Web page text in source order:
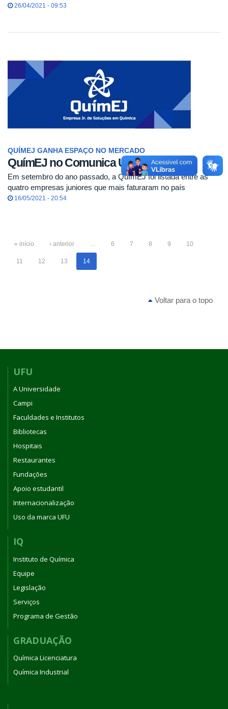
26/04/2021 - 09:53
QUÍMEJ GANHA ESPAÇO NO MERCADO
QuímEJ no Comunica UFU
Em setembro do ano passado, a QuímEJ foi listada entre as
quatro empresas juniores que mais faturaram no país
16/05/2021 - 20:54
« início ‹ anterior … 6 7 8 9 10
11 12 13 14
Voltar para o topo
UFU
A Universidade
Campi
Faculdades e Institutos
Bibliotecas
Hospitais
Restaurantes
Fundações
Apoio estudantil
Internacionalização
Uso da marca UFU
IQ
Instituto de Química
Equipe
Legislação
Serviços
Programa de Gestão
GRADUAÇÃO
Química Licenciatura
Química Industrial